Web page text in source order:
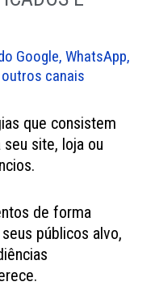
Google, WhatsApp,
canais
que consistem
site, loja ou
de forma
públicos alvo,